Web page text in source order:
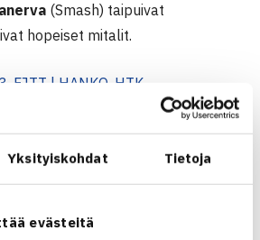
Yksityiskohdat Tietoja
evästeitä
(Smash) taipuivat
hopeiset mitalit.
FJTT | HANKO, HTK